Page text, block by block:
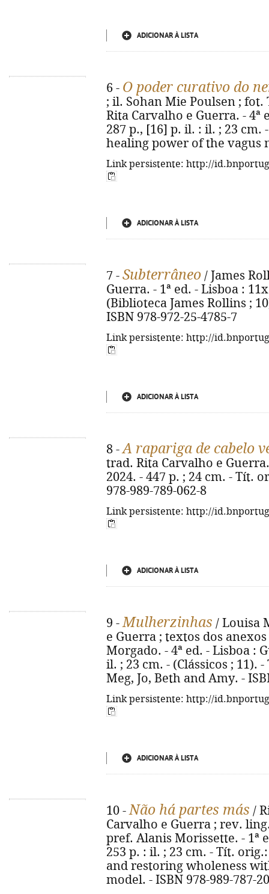
ADICIONAR À LISTA
6 - O poder curativo do
; il. Sohan Mie Poulsen ;
Rita Carvalho e Guerra. - 4ª
287 p., [16] p. il. : il. ; 23 cm.
healing power of the vagus
Link persistente: http://
ADICIONAR À LISTA
7 - Subterrâneo / James
Guerra. - 1ª ed. - Lisboa :
(Biblioteca James Rollins ;
ISBN 978-972-25-4785-7
Link persistente: http://
ADICIONAR À LISTA
8 -A rapariga de cabelo
trad. Rita Carvalho e
2024. - 447 p. ; 24 cm. - Tít.
978-989-789-062-8
Link persistente: http://
ADICIONAR À LISTA
9 -Mulherzinhas / Louisa
e Guerra ; textos dos
Morgado. - 4ª ed. - Lisboa :
il. ; 23 cm. - (Clássicos ;
Meg, Jo, Beth and Amy. -
Link persistente: http://
ADICIONAR À LISTA
10 -Não há partes más /
Carvalho e Guerra ; rev.
pref. Alanis Morissette. - 1ª
253 p. : il. ; 23 cm. - Tít.
and restoring wholeness
model. - ISBN 978-989-787-